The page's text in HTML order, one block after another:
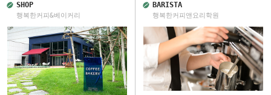
SHOP
행복한커피&베이커리
BARISTA
행복한커피앤요리학원